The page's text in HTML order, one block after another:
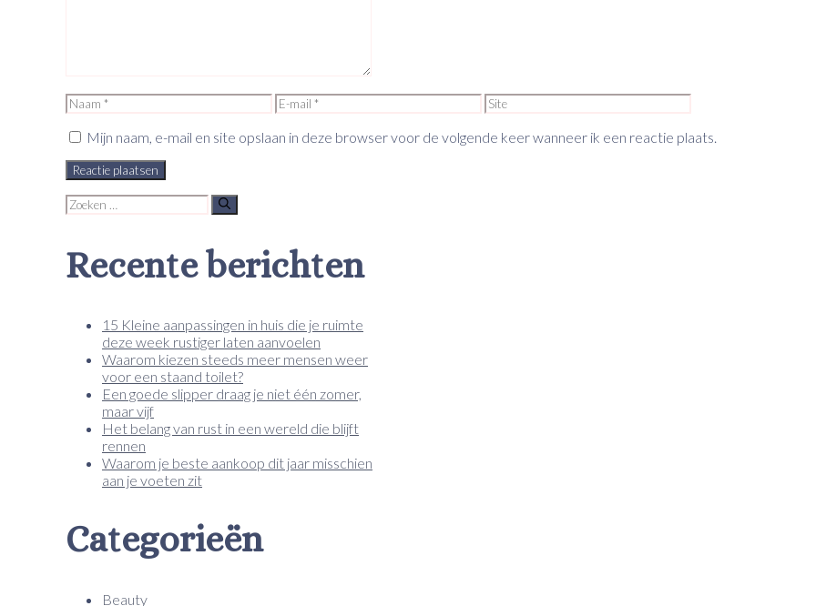
Naam
E-
mail
Site
Mijn naam, e-mail en site opslaan in deze browser voor de volgende keer wanneer ik een reactie plaats.
Zoek
naar:
Recente berichten
15 Kleine aanpassingen in huis die je ruimte
deze week rustiger laten aanvoelen
Waarom kiezen steeds meer mensen weer
voor een staand toilet?
Een goede slipper draag je niet één zomer,
maar vijf
Het belang van rust in een wereld die blijft
rennen
Waarom je beste aankoop dit jaar misschien
aan je voeten zit
Categorieën
Beauty